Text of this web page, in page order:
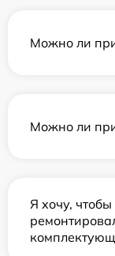
Можно ли
Можно ли
Я хочу,